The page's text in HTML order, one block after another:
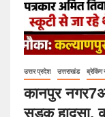
उत्तर प्रदेश उत्तराखंड ब्रेकिंग
कानपुर
सड़क हादसा,